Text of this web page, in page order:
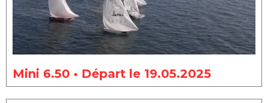
Mini 6.50 • Départ le 19.05.2025